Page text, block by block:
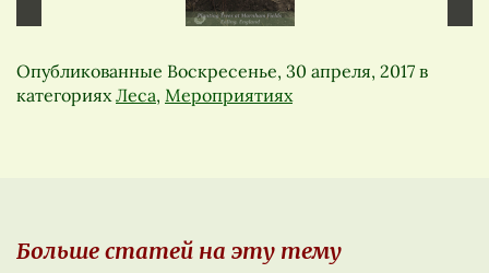
Опубликованные Воскресенье, 30 апреля, 2017 в
категорияхЛеса, Мероприятиях
Больше статей на эту тему